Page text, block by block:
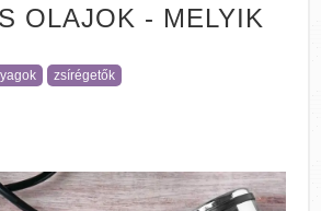
OLAJOK - MELYIK
zsírégetők